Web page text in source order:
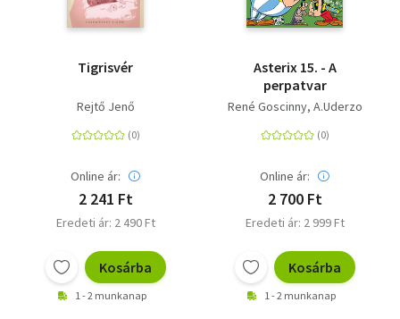
Tigrisvér
Rejtő Jenő
Online ár:
2 241 Ft
Eredeti ár: 2 490 Ft
Kosárba
1 - 2 munkanap
Asterix 15. - A
perpatvar
René Goscinny A.Uderzo
Online ár:
2 700 Ft
Eredeti ár: 2 999 Ft
Kosárba
1 - 2 munkanap